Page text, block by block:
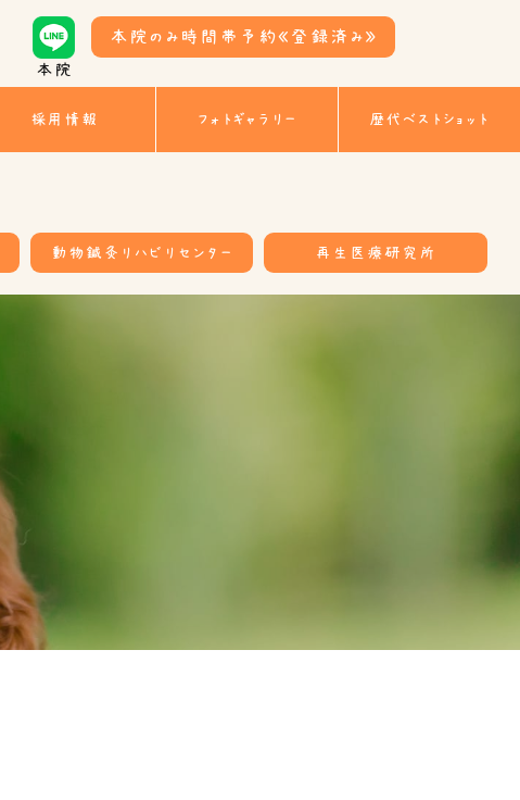
本院
本院のみ時間帯予約《登録済み》
採用情報 フォトギャラリー 歴代ベストショット
動物鍼灸リハビリセンター 再生医療研究所